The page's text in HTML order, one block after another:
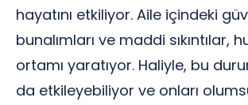
hayatını etkiliyor. Aile içindeki
bunalımları ve maddi sıkıntılar,
ortamı yaratıyor. Haliyle, bu
da etkileyebiliyor ve onları